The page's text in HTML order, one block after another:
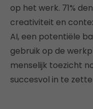
op het werk. 71%
creativiteit en
AI, een potentiële
gebruik op de
menselijk toezicht
succesvol in te